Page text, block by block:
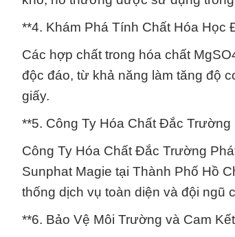
**4. Khám Phá Tính Chất Hóa
Các hợp chất trong hóa chất
độc đáo, từ khả năng làm tăng độ
giấy.
**5. Công Ty Hóa Chất Đắc
Công Ty Hóa Chất Đắc Trường
Sunphat Magie tại Thành Phố Hồ
thống dịch vụ toàn diện và đội ngũ
**6. Bảo Vệ Môi Trường và Cam